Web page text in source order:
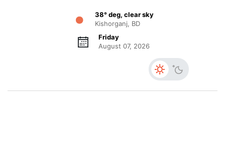
38° deg, clear sky
Kishorganj, BD
Friday
August 07, 2026